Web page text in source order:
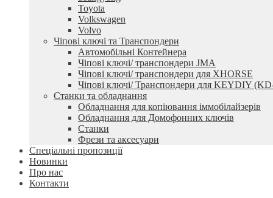
Toyota
Volkswagen
Volvo
Чіпові ключі та Транспондери
Автомобільні Контейнера
Чіпові ключі/ транспондери JMA
Чіпові ключі/ транспондери для XHORSE
Чіпові ключі/ Транспондери для KEYDIY
Станки та обладнання
Обладнання для копіювання іммобілайзерів
Обладнання для Домофонних ключів
Станки
Фрези та аксесуари
Спеціальні пропозиції
Новинки
Про нас
Контакти